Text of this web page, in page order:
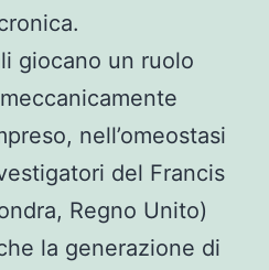
giocano un ruolo
nell’omeostasi
del Francis
Regno Unito)
la generazione di